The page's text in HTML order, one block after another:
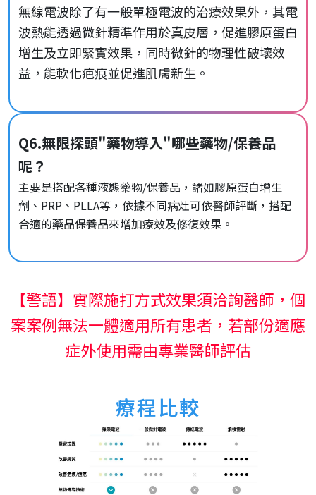
無線電波除了有一般單極電波的治療效果外，其電
波熱能透過微針精準作用於真皮層，促進膠原蛋白
增生及立即緊實效果，同時微針的物理性破壞效
益，能軟化疤痕並促進肌膚新生。
Q6.無限探頭"藥物導入"哪些藥物/保養品
呢？
主要是搭配各種液態藥物/保養品，諸如膠原蛋白增生
劑、PRP、PLLA等，依據不同病灶可依醫師評斷，搭配
合適的藥品保養品來增加療效及修復效果。
【警語】實際施打方式效果須洽詢醫師，個
案案例無法一體適用所有患者，若部份適應
症外使用需由專業醫師評估
療程比較